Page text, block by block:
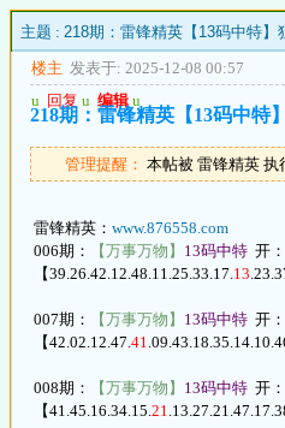
主题 : 218期：雷锋精英【13码中特】
楼主 发表于: 2025-12-08 00:57
u 回复 u 编辑 u
218期：雷锋精英【13码中特
管理提醒： 本帖被 雷锋精英 执
雷锋精英： www.876558.com
006期：
【万事万物】 13码中特 开
【39.26.42.12.48.11.25.33.17.13
007期： 【万事万物】 13码中特 开
【42.02.12.47.41
008期： 【万事万物】 13码中特 开
【41.45.16.34.15.21